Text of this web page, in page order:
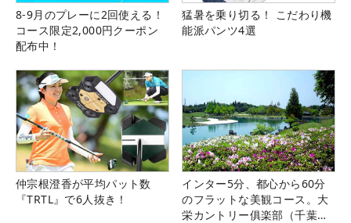
8-9月のプレーに2回使える！
コース限定2,000円クーポン
配布中！
猛暑を乗り切る！ こだわり機
能派パンツ4選
仲宗根澄香が平均パット数
『TRTL』で6人抜き！
インター5分、都心から60分
のフラットな美観コース。大
栄カントリー俱楽部（千葉